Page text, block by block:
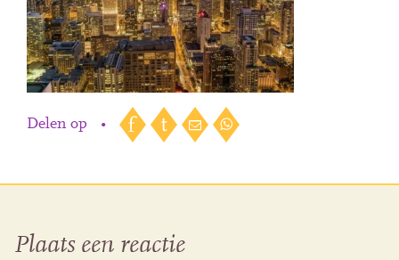
Delen op •
Plaats een reactie